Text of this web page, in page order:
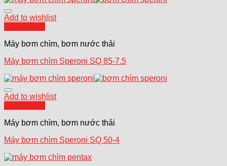
Add to wishlist
Máy bơm chìm, bơm nước thải
Máy bơm chìm Speroni SQ 85-7.5
Add to wishlist
Máy bơm chìm, bơm nước thải
Máy bơm chìm Speroni SQ 50-4